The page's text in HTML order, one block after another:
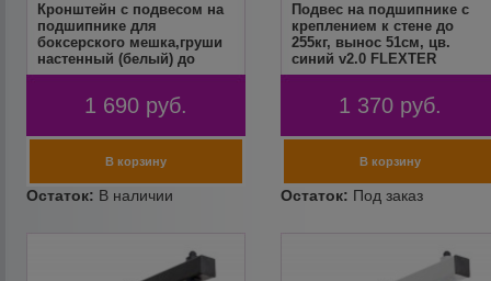
Кронштейн с подвесом на
подшипнике для
боксерского мешка,груши
настенный (белый) до
255кг вынос 51см FLEXTER
1 690 руб.
Подвес на подшипнике с
креплением к стене до
255кг, вынос 51см, цв.
синий v2.0 FLEXTER
1 370 руб.